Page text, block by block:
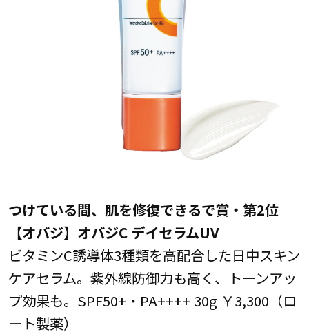
つけている間、肌を修復できるで賞・第2位
【オバジ】オバジC デイセラムUV
ビタミンC誘導体3種類を高配合した日中スキン
ケアセラム。紫外線防御力も高く、トーンアッ
プ効果も。SPF50+・PA++++ 30g ￥3,300（ロ
ート製薬）